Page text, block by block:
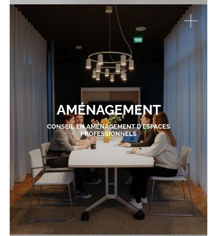
AMÉNAGEMENT
CONSEIL EN AMÉNAGEMENT D'ESPACES
PROFESSIONNELS